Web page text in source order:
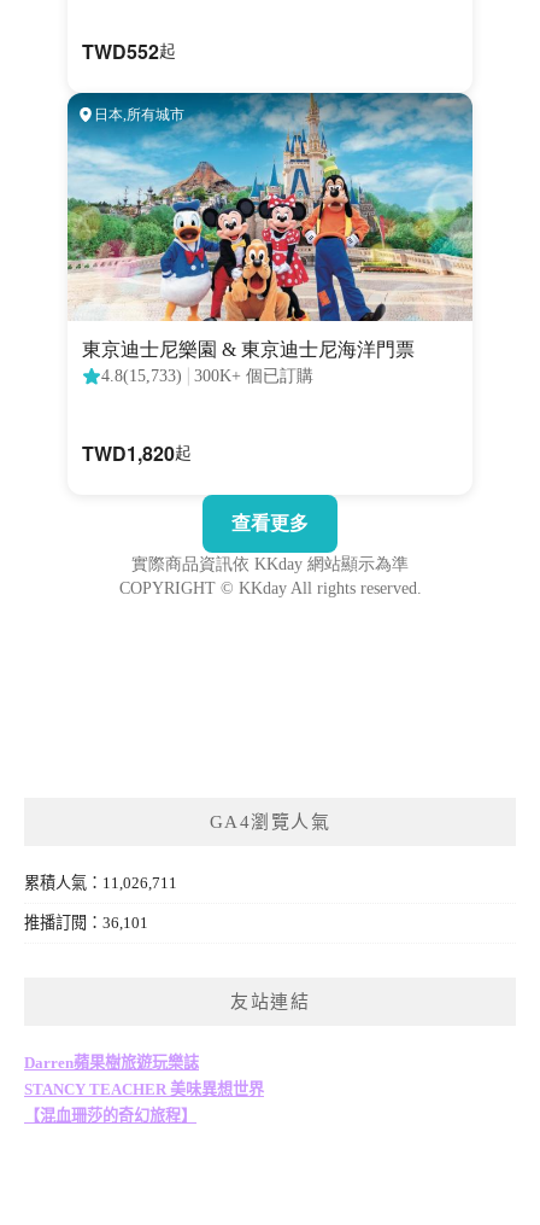
GA4瀏覽人氣
累積人氣：11,026,711
推播訂閱：36,101
友站連結
Darren蘋果樹旅遊玩樂誌
STANCY TEACHER 美味異想世界
【混血珊莎的奇幻旅程】